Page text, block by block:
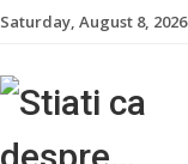
Saturday, August 8, 2026